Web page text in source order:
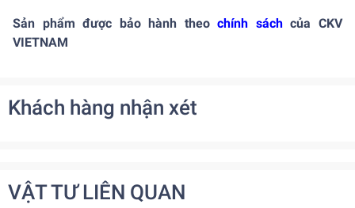
Sản phẩm được bảo hành theochính sáchcủa CKV
VIETNAM
Khách hàng nhận xét
VẬT TƯ LIÊN QUAN